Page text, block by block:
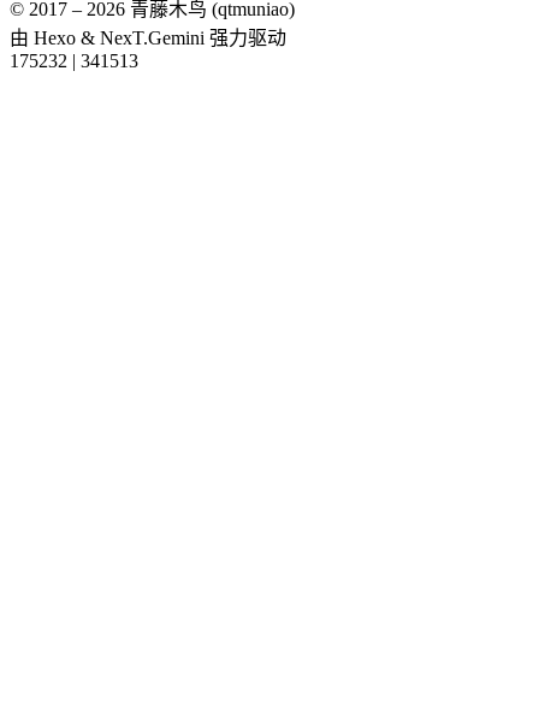
© 2017 – 2026 青藤木鸟 (qtmuniao)
由 Hexo & NexT.Gemini 强力驱动
175232 | 341513